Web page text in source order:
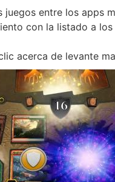
entre los apps
con la listado a
acerca de levante